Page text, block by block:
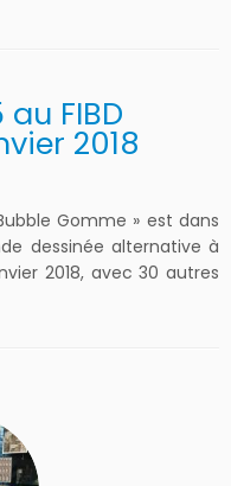
FIBD
2018
Gomme » est dans
dessinée alternative à
2018, avec 30 autres